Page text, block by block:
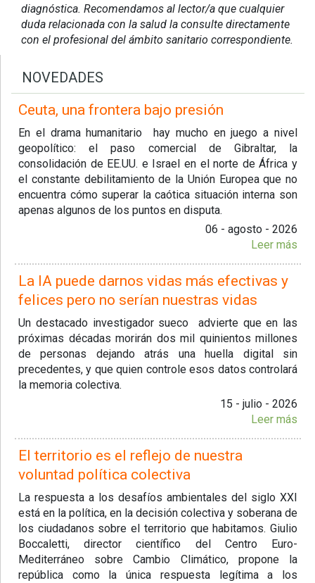
diagnóstica. Recomendamos al lector/a que cualquier
duda relacionada con la salud la consulte directamente
con el profesional del ámbito sanitario correspondiente.
NOVEDADES
Ceuta, una frontera bajo presión
En el drama humanitario hay mucho en juego a nivel
geopolítico: el paso comercial de Gibraltar, la
consolidación de EE.UU. e Israel en el norte de África y
el constante debilitamiento de la Unión Europea que no
encuentra cómo superar la caótica situación interna son
apenas algunos de los puntos en disputa.
06 - agosto - 2026
Leer más
La IA puede darnos vidas más efectivas y
felices pero no serían nuestras vidas
Un destacado investigador sueco advierte que en las
próximas décadas morirán dos mil quinientos millones
de personas dejando atrás una huella digital sin
precedentes, y que quien controle esos datos controlará
la memoria colectiva.
15 - julio - 2026
Leer más
El territorio es el reflejo de nuestra
voluntad política colectiva
La respuesta a los desafíos ambientales del siglo XXI
está en la política, en la decisión colectiva y soberana de
los ciudadanos sobre el territorio que habitamos. Giulio
Boccaletti, director científico del Centro Euro-
Mediterráneo sobre Cambio Climático, propone la
república como la única respuesta legítima a los